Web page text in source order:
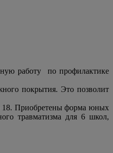
работу по профилактике
покрытия. Это позволит
18. Приобретены форма юных
травматизма для 6 школ,